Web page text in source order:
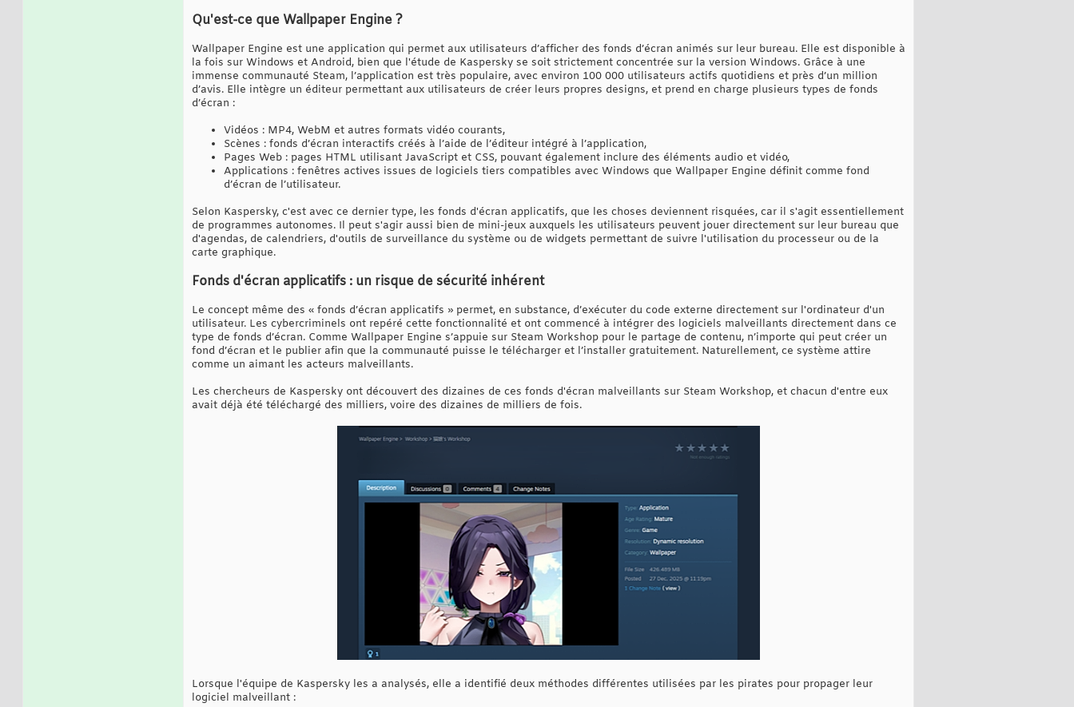
Qu'est-ce que Wallpaper Engine ?
Wallpaper Engine est une application qui permet aux utilisateurs d’afficher des fonds d’écran animés sur leur bureau. Elle est disponible à
la fois sur Windows et Android, bien que l'étude de Kaspersky se soit strictement concentrée sur la version Windows. Grâce à une
immense communauté Steam, l’application est très populaire, avec environ 100 000 utilisateurs actifs quotidiens et près d’un million
d’avis. Elle intègre un éditeur permettant aux utilisateurs de créer leurs propres designs, et prend en charge plusieurs types de fonds
d’écran :
Vidéos : MP4, WebM et autres formats vidéo courants,
Scènes : fonds d’écran interactifs créés à l’aide de l’éditeur intégré à l’application,
Pages Web : pages HTML utilisant JavaScript et CSS, pouvant également inclure des éléments audio et vidéo,
Applications : fenêtres actives issues de logiciels tiers compatibles avec Windows que Wallpaper Engine définit comme fond
d’écran de l’utilisateur.
Selon Kaspersky, c'est avec ce dernier type, les fonds d'écran applicatifs, que les choses deviennent risquées, car il s'agit essentiellement
de programmes autonomes. Il peut s'agir aussi bien de mini-jeux auxquels les utilisateurs peuvent jouer directement sur leur bureau que
d'agendas, de calendriers, d'outils de surveillance du système ou de widgets permettant de suivre l'utilisation du processeur ou de la
carte graphique.
Fonds d'écran applicatifs : un risque de sécurité inhérent
Le concept même des « fonds d’écran applicatifs » permet, en substance, d’exécuter du code externe directement sur l'ordinateur d'un
utilisateur. Les cybercriminels ont repéré cette fonctionnalité et ont commencé à intégrer des logiciels malveillants directement dans ce
type de fonds d’écran. Comme Wallpaper Engine s’appuie sur Steam Workshop pour le partage de contenu, n’importe qui peut créer un
fond d’écran et le publier afin que la communauté puisse le télécharger et l’installer gratuitement. Naturellement, ce système attire
comme un aimant les acteurs malveillants.
Les chercheurs de Kaspersky ont découvert des dizaines de ces fonds d'écran malveillants sur Steam Workshop, et chacun d'entre eux
avait déjà été téléchargé des milliers, voire des dizaines de milliers de fois.
Lorsque l'équipe de Kaspersky les a analysés, elle a identifié deux méthodes différentes utilisées par les pirates pour propager leur
logiciel malveillant :